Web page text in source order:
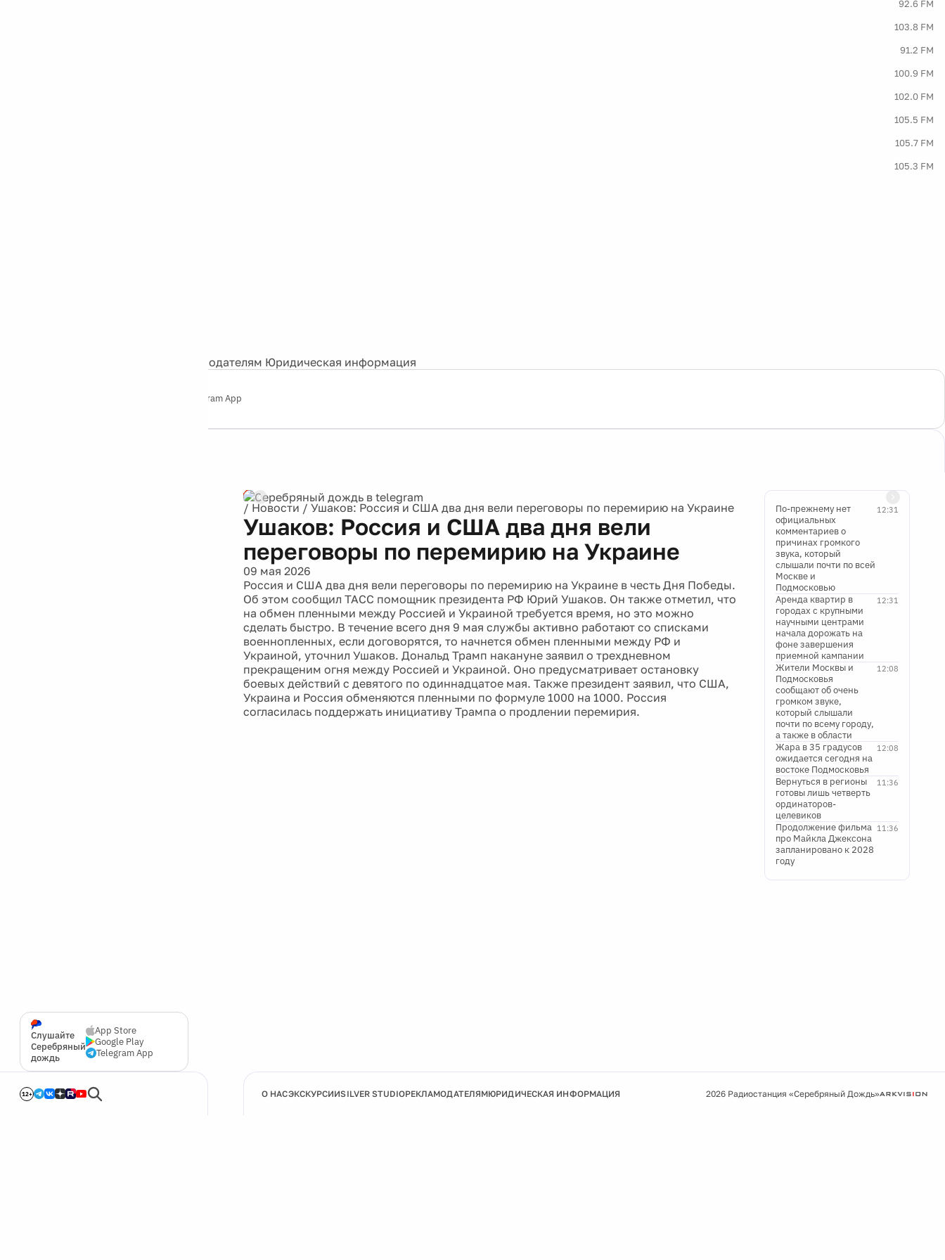
92.6 FM
103.8 FM
91.2 FM
100.9 FM
102.0 FM
105.5 FM
105.7 FM
105.3 FM
Рекламодателям Юридическая информация
Telegram App
Слушайте
Серебряный
дождь
App Store
Google Play
Telegram App
12+
/ Новости / Ушаков: Россия и США два дня вели переговоры по перемирию на Украине
Ушаков: Россия и США два дня вели
переговоры по перемирию на Украине
09 мая 2026
Россия и США два дня вели переговоры по перемирию на Украине в честь Дня Победы.
Об этом сообщил ТАСС помощник президента РФ Юрий Ушаков. Он также отметил, что
на обмен пленными между Россией и Украиной требуется время, но это можно
сделать быстро. В течение всего дня 9 мая службы активно работают со списками
военнопленных, если договорятся, то начнется обмен пленными между РФ и
Украиной, уточнил Ушаков. Дональд Трамп накануне заявил о трехдневном
прекращеним огня между Россией и Украиной. Оно предусматривает остановку
боевых действий с девятого по одиннадцатое мая. Также президент заявил, что США,
Украина и Россия обменяются пленными по формуле 1000 на 1000. Россия
согласилась поддержать инициативу Трампа о продлении перемирия.
12:31
По-прежнему нет
официальных
комментариев о
причинах громкого
звука, который
слышали почти по всей
Москве и
Подмосковью
12:31
Аренда квартир в
городах с крупными
научными центрами
начала дорожать на
фоне завершения
приемной кампании
12:08
Жители Москвы и
Подмосковья
сообщают об очень
громком звуке,
который слышали
почти по всему городу,
а также в области
12:08
Жара в 35 градусов
ожидается сегодня на
востоке Подмосковья
11:36
Вернуться в регионы
готовы лишь четверть
ординаторов-
целевиков
11:36
Продолжение фильма
про Майкла Джексона
запланировано к 2028
году
О НАСЭКСКУРСИИSILVER STUDIOРЕКЛАМОДАТЕЛЯМЮРИДИЧЕСКАЯ ИНФОРМАЦИЯ 2026 Радиостанция «Серебряный Дождь»